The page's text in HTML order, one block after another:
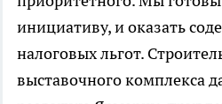
инициативу, и оказать
налоговых льгот.
выставочного комплекса